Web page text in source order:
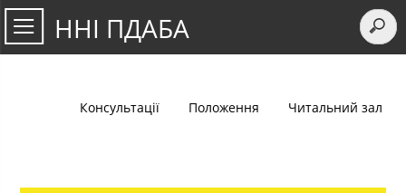
ННІ ПДАБА
Консультації Положення Читальний зал